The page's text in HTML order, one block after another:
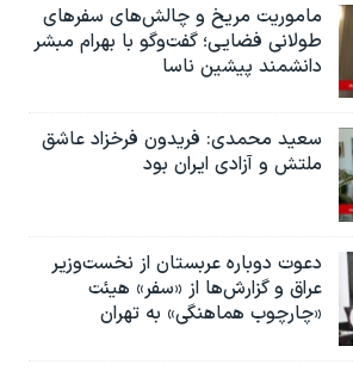
ماموریت مریخ و چالش‌های سفرهای
طولانی فضایی؛ گفت‌وگو با بهرام مبشر
دانشمند پیشین ناسا
سعید محمدی: فریدون فرخزاد عاشق
ملتش و آزادی ایران بود
دعوت دوباره عربستان از نخست‌وزیر
عراق و گزارش‌ها از «سفر» هیئت
«چارچوب هماهنگی» به تهران